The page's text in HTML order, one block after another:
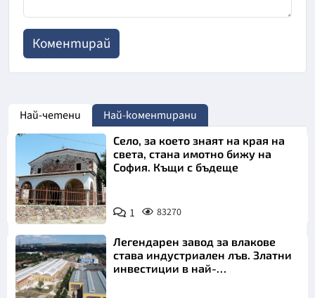
Най-четени Най-коментирани
Село, за което знаят на края на
света, стана имотно бижу на
София. Къщи с бъдеще
1 83270
Легендарен завод за влакове
става индустриален лъв. Златни
инвестиции в най-